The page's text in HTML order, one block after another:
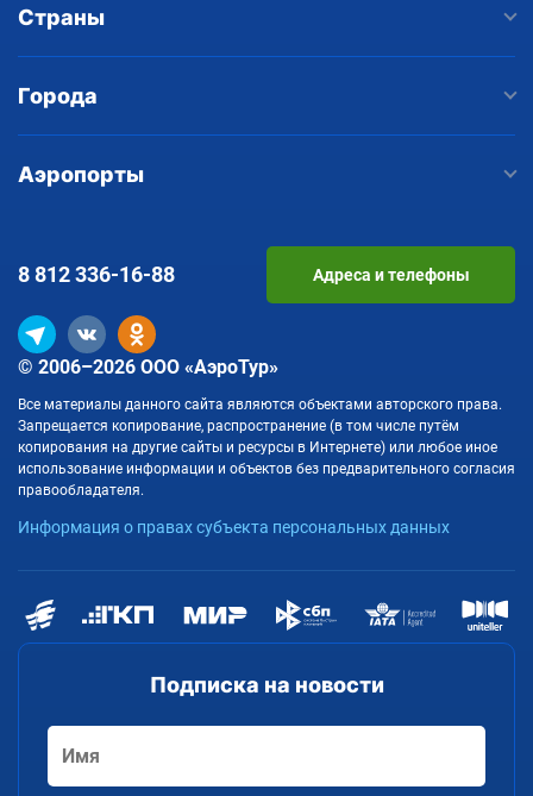
Страны
Города
Аэропорты
Подписка на новости
© 2006–2026 ООО «АэроТур»
Все материалы данного сайта являются объектами авторского права.
Запрещается копирование, распространение (в том числе путём
копирования на другие сайты и ресурсы в Интернете) или любое иное
использование информации и объектов без предварительного согласия
правообладателя.
Информация о правах субъекта персональных данных
8 812336-16-88 Адреса и телефоны